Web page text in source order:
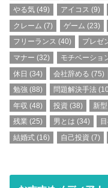
やる気 (49) アイコス (9)
クレーム (7) ゲーム (23)
フリーランス (40) プレゼ
マナー (32) モチベーショ
休日 (34) 会社辞める (75)
勉強 (88) 問題解決手法
年収 (48) 投資 (38) 新
残業 (25) 男とは (34)
結婚式 (16) 自己投資 (7)